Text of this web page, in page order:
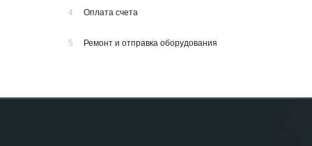
4 Оплата счета
5 Ремонт и отправка оборудования